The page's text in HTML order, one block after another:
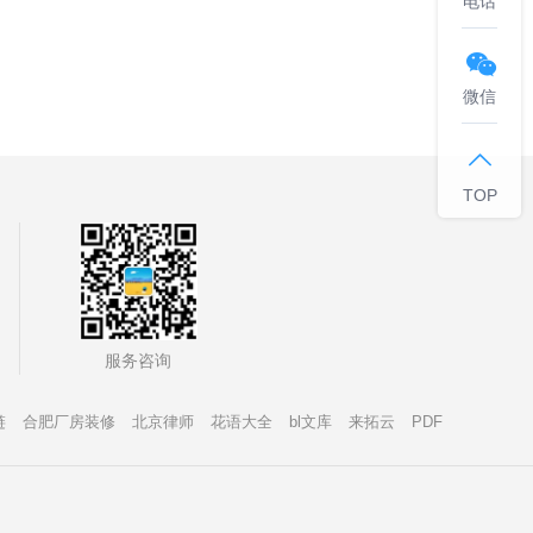
服务咨询
合肥厂房装修 北京律师 花语大全 bl文库 来拓云 PDF

微信

TOP